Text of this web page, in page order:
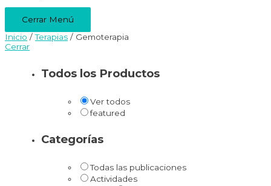
Cerrar Menú
Inicio /Terapias / Gemoterapia
Cerrar
Todos los Productos
Ver todos
featured
Categorías
Todas las publicaciones
Actividades